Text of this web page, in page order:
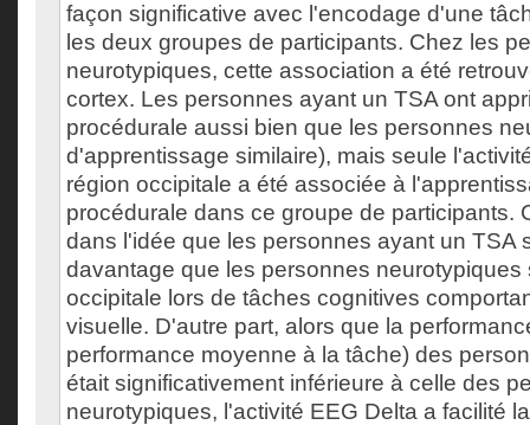
façon significative avec l'encodage d'une
les deux groupes de participants. Chez les
neurotypiques, cette association a été
cortex. Les personnes ayant un TSA ont
procédurale aussi bien que les personnes
d'apprentissage similaire), mais seule
région occipitale a été associée à
procédurale dans ce groupe de participants.
dans l'idée que les personnes ayant un TSA
davantage que les personnes neurotypiques
occipitale lors de tâches cognitives
visuelle. D'autre part, alors que la
performance moyenne à la tâche) des
était significativement inférieure à celle des
neurotypiques, l'activité EEG Delta a facilité